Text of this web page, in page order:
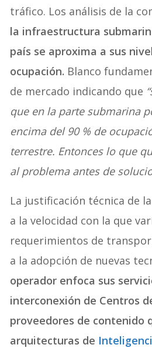
tráfico. Los análisis de la
la infraestructura
país se aproxima a sus
ocupación. Blanco
de mercado indicando que
que en la parte submarina
encima del 90 % de
terrestre. Entonces lo que
al problema antes de
La justificación técnica de
a la velocidad con la que
requerimientos de
a la adopción de nuevas
operador enfoca sus
interconexión de Centros
proveedores de contenido
arquitecturas de